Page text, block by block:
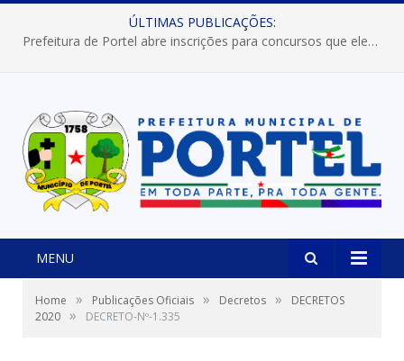
ÚLTIMAS PUBLICAÇÕES:
Prefeitura de Portel abre inscrições para concursos que elegerão os destaques do Verão 2026
MENU
Home » Publicações Oficiais » Decretos »
DECRETOS
2020 » DECRETO-Nº-1.335